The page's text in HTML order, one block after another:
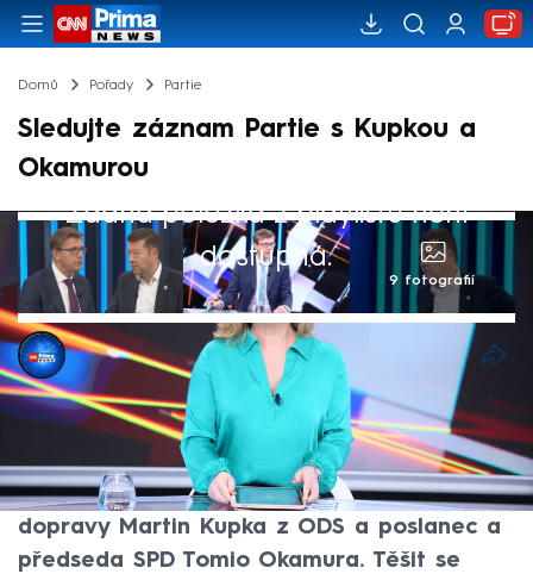
Domů Pořady Partie
Sledujte záznam Partie s Kupkou a
Okamurou
Žádná položka z playlistu není
dostupná.
9 fotografií
CNN Prima NEWS
Akt. 4. kvě 2025, 13:27
• 2. kvě 2025, 19:54
Půl roku do voleb. Co politici slibují a co
dokáží splnit? V Partii Terezie Tománkové
na toto téma budou diskutovat ministr
dopravy Martin Kupka z ODS a poslanec a
předseda SPD Tomio Okamura. Těšit se